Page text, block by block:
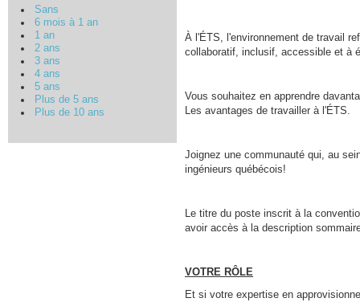
Sans
6 mois à 1 an
1 an
2 ans
3 ans
4 ans
5 ans
Plus de 5 ans
Plus de 10 ans
À l'ÉTS, l'environnement de travail
collaboratif, inclusif, accessible et à
Vous souhaitez en apprendre
Les avantages de travailler à l'ÉTS.
Joignez une communauté qui, au
ingénieurs québécois!
Le titre du poste inscrit à la
avoir accès à la description
VOTRE RÔLE
Et si votre expertise en